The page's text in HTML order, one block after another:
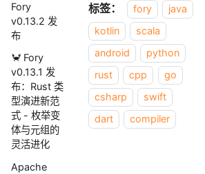
Fory
v0.13.2 发
布
🦀 Fory
v0.13.1 发
布：Rust 类
型演进新范
式 - 枚举变
体与元组的
灵活进化
Apache
标签： fory
java
kotlin
scala
android
python
rust
cpp
go
csharp
swift
dart
compiler